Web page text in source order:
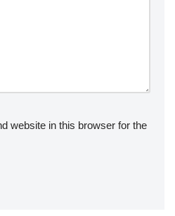
website in this browser for the